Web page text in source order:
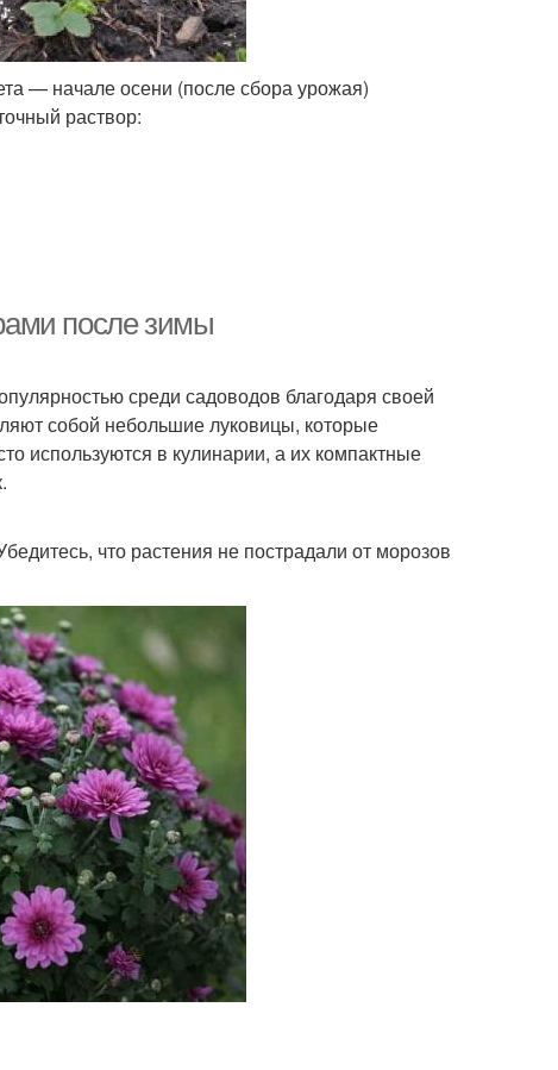
— начале осени (после сбора урожая)
раствор:
после зимы
среди садоводов благодаря своей
собой небольшие луковицы, которые
используются в кулинарии, а их компактные
что растения не пострадали от морозов